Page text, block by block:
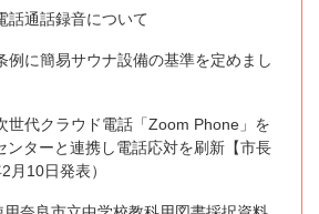
話通話録音について
例に簡易サウナ設備の基準を定めまし
世代クラウド電話「Zoom Phone」を
ンターと連携し電話応対を刷新【市長
月10日発表）